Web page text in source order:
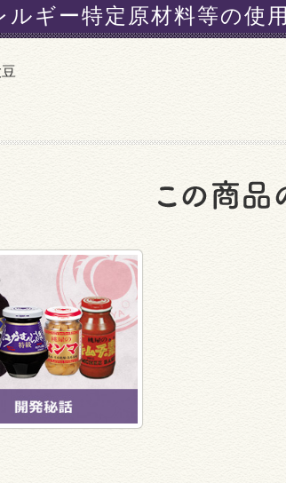
ルギー特定原材料等の使用